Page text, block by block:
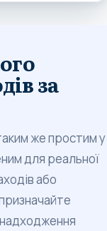
за
же простим у
для реальної
або